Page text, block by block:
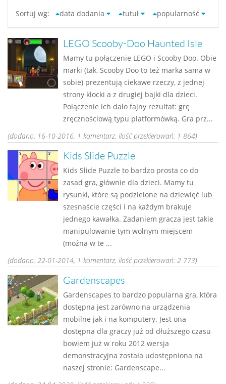
Sortuj wg: data dodania tutuł popularność
LEGO Scooby-Doo Haunted Isle
Mamy tu połączenie LEGO i Scooby Doo. Obie
marki (tak, Scooby Doo to też marka sama w
sobie) prezentują ciekawe rzeczy, z jednej
strony klocki a z drugiej bajki dla dzieci.
Połączenie ich dało fajny rezultat: grę
zręcznościową typu platformówką. Gra prz...
(dodano: 16-10-2016, 1 komentarz, ilość przekierowań: 1 864)
Kids Slide Puzzle
Kids Slide Puzzle to bardzo prosta co do
zasad gra, głównie dla dzieci. Mamy tu
rysunki, które są podzielone na dziewięć lub
szesnaście części i na każdym brakuje
jednego kawałka. Zadaniem gracza jest takie
manipulowanie tym wolnym miejscem
(można w te ...
(dodano: 22-01-2014, 1 komentarz, ilość przekierowań: 2 773)
Gardenscapes
Gardenscapes to bardzo popularna gra, która
dostępna jest zarówno na urządzenia
mobilne jak i na komputery. Jest ona
dostępna dla graczy już od dłuższego czasu
bowiem już w roku 2012 wersja
demonstracyjna została udostępniona na
naszej stronie: Gardenscape...